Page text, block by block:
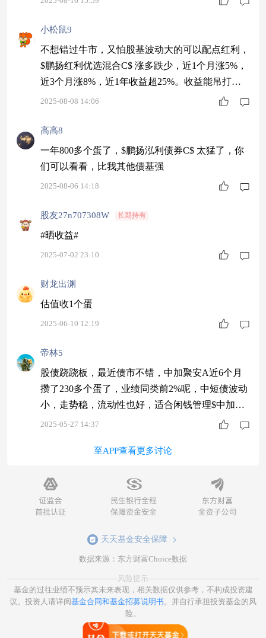
小松鼠9
不想错过牛市，又怕股基波动大的可以配点红利，
$鹏扬红利优选混合C$ 涨多跌少，近1个月涨5%，
近3个月涨8%，近1年收益超25%。收益能吊打一
水债基了，波动比股基小很多，怕波动的可以定投
2025-08-08 14:06
高高8
一年800多个蛋了，$鹏扬泓利债券C$ 太猛了，你
们可以看看，比我其他债基强
2025-08-06 14:18
股友27n707308W 长期持有
#晒收益#
2025-07-02 23:10
财龙出渊
估值收1个蛋
2025-06-10 12:19
帝林5
股债跷跷板，最近债市不错，中加聚安A近6个月
攒了230多个蛋了，业绩同类前2%呢，中短债波动
小，走势稳，流动性也好，适合闲钱管理$中加聚
安60天滚动持有中短债发起式A$
2025-05-27 14:37
至APP查看更多讨论
天天基金安全保障
数据来源：东方财富Choice数据
风险提示
基金的过往业绩不预示其未来表现，相关数据仅供参考，不构成投资建
议。投资人请详阅基金合同和基金招募说明书。并自行承担投资基金的风
险。
打开天天基金